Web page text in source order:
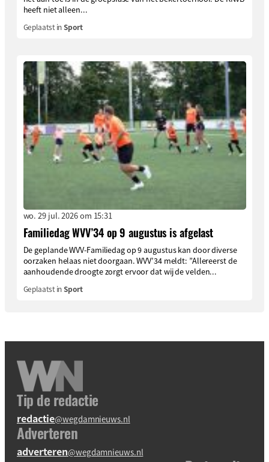
heeft niet alleen...
Geplaatst inSport
wo. 29 jul. 2026 om 15:31
Familiedag WVV’34 op 9 augustus is afgelast
De geplande WVV-Familiedag op 9 augustus kan door diverse
oorzaken helaas niet doorgaan. WVV’34 meldt: ”Allereerst de
aanhoudende droogte zorgt ervoor dat wij de velden...
Geplaatst inSport
Tip de redactie
redactie@wegdamnieuws.nl
Adverteren
adverteren@wegdamnieuws.nl